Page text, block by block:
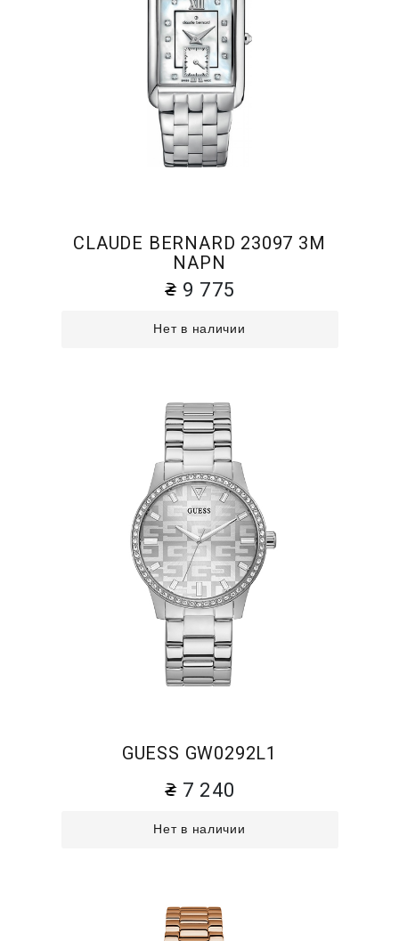
CLAUDE BERNARD 23097 3M
NAPN
9 775
Нет в наличии
GUESS GW0292L1
7 240
Нет в наличии